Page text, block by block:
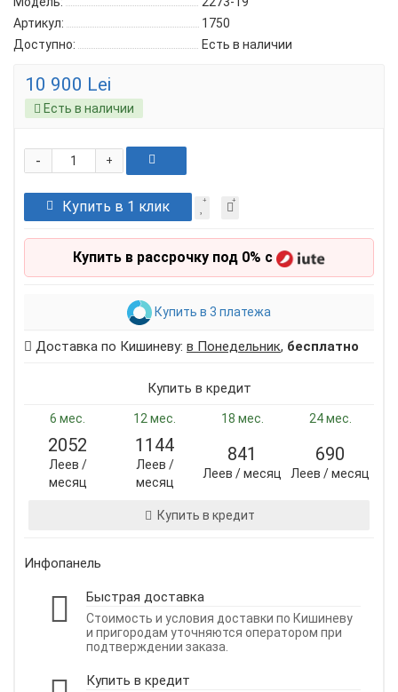
Артикул:
1750
Доступно:
Есть в наличии
10 900 Lei
Есть в наличии
+
-
Купить в 1 клик
Купить в рассрочку под 0% с
Купить в 3 платежа
Доставка по Кишиневу: в Понедельник, бесплатно
Купить в кредит
6 мес. 12 мес. 18 мес. 24 мес.
2052
Леев /
месяц
1144
Леев /
месяц
841
Леев / месяц
690
Леев / месяц
Купить в кредит
Инфопанель
Быстрая доставка
Стоимость и условия доставки по Кишиневу
и пригородам уточняются оператором при
подтверждении заказа.
Купить в кредит